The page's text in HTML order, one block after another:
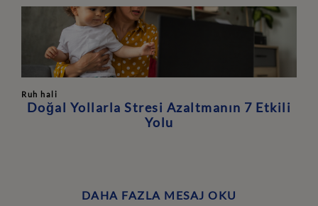
Ruh hali
Doğal Yollarla Stresi Azaltmanın 7 Etkili
Yolu
DAHA FAZLA MESAJ OKU